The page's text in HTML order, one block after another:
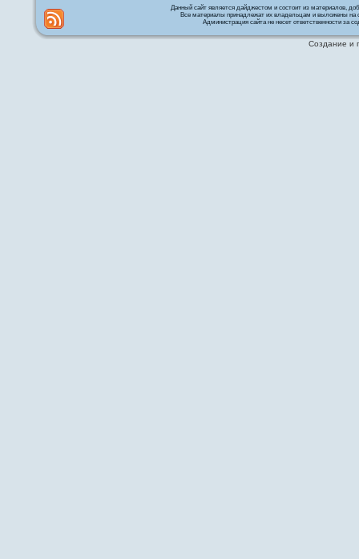
Данный сайт является дайджестом и состоит из материалов,
Все материалы принадлежат их владельцам и выложены на
Администрация сайта не несет ответственности за
Создание и